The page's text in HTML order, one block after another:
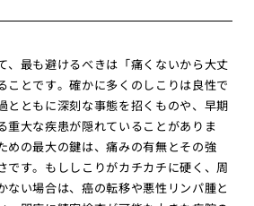
、最も避けるべきは「痛くないから大丈
ことです。確かに多くのしこりは良性で
とともに深刻な事態を招くものや、早期
重大な疾患が隠れていることがありま
めの最大の鍵は、痛みの有無とその強
です。もししこりがカチカチに硬く、周
ない場合は、癌の転移や悪性リンパ腫と